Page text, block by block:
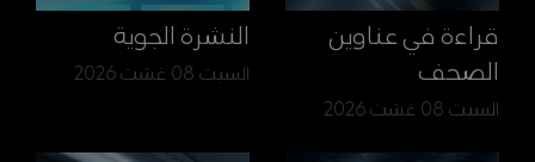
قراءة في عناوين
الصحف
السبت 08 غشت 2026
النشرة الجوية
السبت 08 غشت 2026